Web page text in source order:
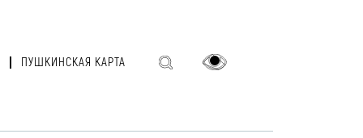
ПУШКИНСКАЯ КАРТА